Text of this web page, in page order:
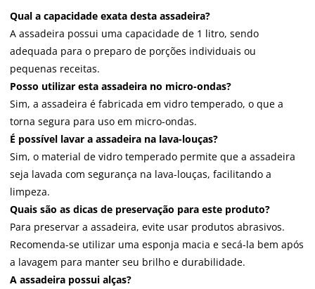
Qual a capacidade exata desta assadeira?
A assadeira possui uma capacidade de 1 litro, sendo
adequada para o preparo de porções individuais ou
pequenas receitas.
Posso utilizar esta assadeira no micro-ondas?
Sim, a assadeira é fabricada em vidro temperado, o que a
torna segura para uso em micro-ondas.
É possível lavar a assadeira na lava-louças?
Sim, o material de vidro temperado permite que a assadeira
seja lavada com segurança na lava-louças, facilitando a
limpeza.
Quais são as dicas de preservação para este produto?
Para preservar a assadeira, evite usar produtos abrasivos.
Recomenda-se utilizar uma esponja macia e secá-la bem após
a lavagem para manter seu brilho e durabilidade.
A assadeira possui alças?